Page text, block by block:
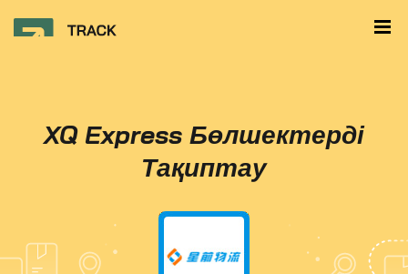
XQ Express Бөлшектерді
Тақиптау